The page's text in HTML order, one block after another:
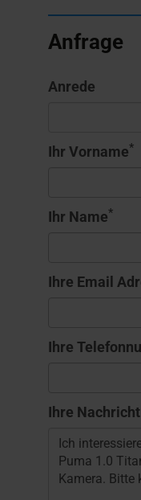
Anfrage
Anrede
Ihr Vorname*
Ihr Name*
Ihre Email
Ihre
Ihre Nachricht